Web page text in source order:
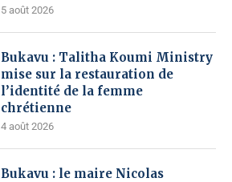
5 août 2026
Bukavu : Talitha Koumi Ministry
mise sur la restauration de
l’identité de la femme
chrétienne
4 août 2026
Bukavu : le maire Nicolas